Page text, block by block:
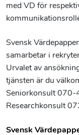
med VD för
Svensk
samarbetar i
Urvalet av
tjänsten är du
Seniorkonsult 070-
Researchkonsult
Svensk